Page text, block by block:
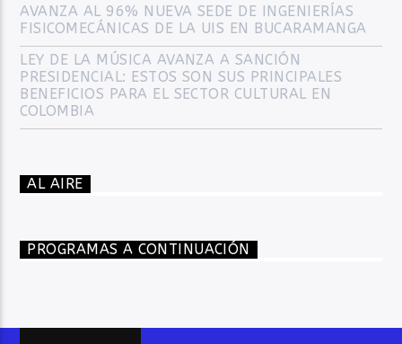
AVANZA AL 96% NUEVA SEDE DE INGENIERÍAS
FISICOMECÁNICAS DE LA UIS EN BUCARAMANGA
LEY DE LA MÚSICA AVANZA A SANCIÓN
PRESIDENCIAL: ESTOS SON SUS PRINCIPALES
BENEFICIOS PARA EL SECTOR CULTURAL EN
COLOMBIA
AL AIRE
PROGRAMAS A CONTINUACIÓN